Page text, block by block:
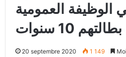
الوظيفة العمومية
10 سنوات
20 septembre 2020 1 149